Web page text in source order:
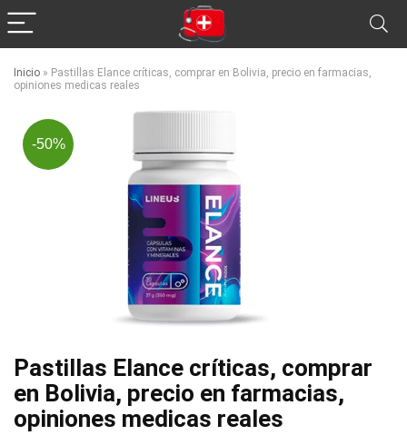
Inicio » Pastillas Elance críticas, comprar en Bolivia, precio en farmacias,
opiniones medicas reales
-50%
Pastillas Elance críticas, comprar
en Bolivia, precio en farmacias,
opiniones medicas reales